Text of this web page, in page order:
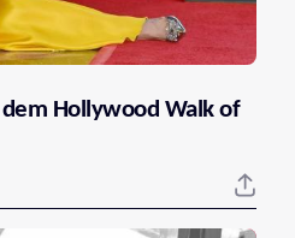
Hollywood Walk of